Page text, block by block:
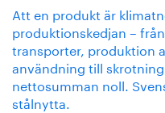
Att en produkt är
produktionskedjan –
transporter, produktion
användning till
nettosumman noll.
stålnytta.